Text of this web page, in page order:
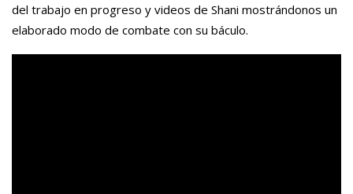
del trabajo en progreso y videos de Shani mostrándonos un
elaborado modo de combate con su báculo.